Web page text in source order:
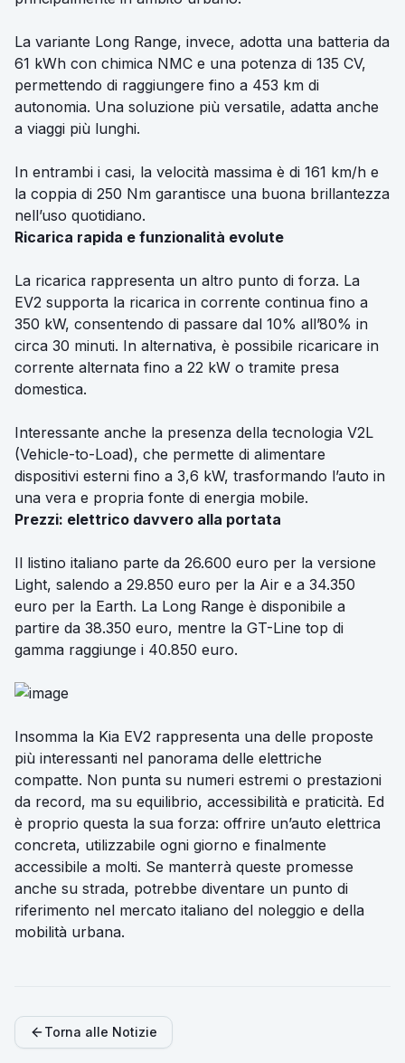
La variante Long Range, invece, adotta una batteria da
61 kWh con chimica NMC e una potenza di 135 CV,
permettendo di raggiungere fino a 453 km di
autonomia. Una soluzione più versatile, adatta anche
a viaggi più lunghi.
In entrambi i casi, la velocità massima è di 161 km/h e
la coppia di 250 Nm garantisce una buona brillantezza
nell’uso quotidiano.
Ricarica rapida e funzionalità evolute
La ricarica rappresenta un altro punto di forza. La
EV2 supporta la ricarica in corrente continua fino a
350 kW, consentendo di passare dal 10% all’80% in
circa 30 minuti. In alternativa, è possibile ricaricare in
corrente alternata fino a 22 kW o tramite presa
domestica.
Interessante anche la presenza della tecnologia V2L
(Vehicle-to-Load), che permette di alimentare
dispositivi esterni fino a 3,6 kW, trasformando l’auto in
una vera e propria fonte di energia mobile.
Prezzi: elettrico davvero alla portata
Il listino italiano parte da 26.600 euro per la versione
Light, salendo a 29.850 euro per la Air e a 34.350
euro per la Earth. La Long Range è disponibile a
partire da 38.350 euro, mentre la GT-Line top di
gamma raggiunge i 40.850 euro.
Insomma la Kia EV2 rappresenta una delle proposte
più interessanti nel panorama delle elettriche
compatte. Non punta su numeri estremi o prestazioni
da record, ma su equilibrio, accessibilità e praticità. Ed
è proprio questa la sua forza: offrire un’auto elettrica
concreta, utilizzabile ogni giorno e finalmente
accessibile a molti. Se manterrà queste promesse
anche su strada, potrebbe diventare un punto di
riferimento nel mercato italiano del noleggio e della
mobilità urbana.
Torna alle Notizie